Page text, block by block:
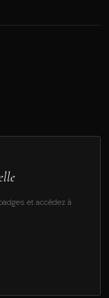
et accédez à